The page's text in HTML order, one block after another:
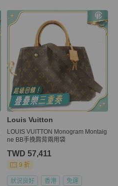
Louis Vuitton
LOUIS VUITTON Monogram Montaig
ne BB手挽肩背兩用袋
TWD 57,411
9 折
狀況良好 香港 免運